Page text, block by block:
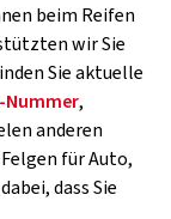
beim Reifen
wir Sie
Sie aktuelle
Nummer,
anderen
für Auto,
dass Sie